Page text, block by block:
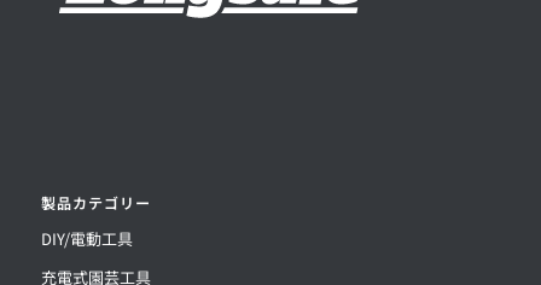
製品カテゴリー
DIY/電動工具
充電式園芸工具